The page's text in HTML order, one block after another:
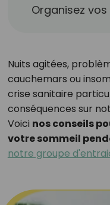
Organisez
Nuits agitées,
cauchemars ou
crise sanitaire
conséquences sur
Voici nos conseils
votre sommeil
notre groupe